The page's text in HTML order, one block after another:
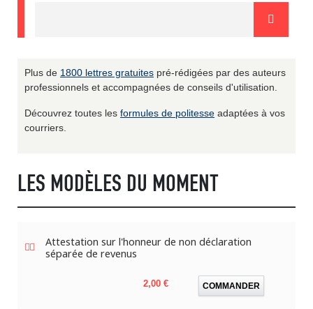
Plus de 1800 lettres gratuites pré-rédigées par des auteurs
professionnels et accompagnées de conseils d'utilisation.
Découvrez toutes les formules de politesse adaptées à vos
courriers.
LES MODÈLES DU MOMENT
Attestation sur l'honneur de non déclaration
séparée de revenus
Prix
2,00 € COMMANDER